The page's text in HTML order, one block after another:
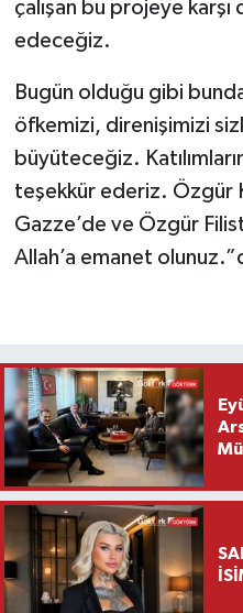
çalışan bu projeye
edeceğiz.
Bugün olduğu gibi
öfkemizi, direnişimizi
büyüteceğiz.
teşekkür ederiz. Özgür
Gazze’de ve Özgür
Allah’a emanet